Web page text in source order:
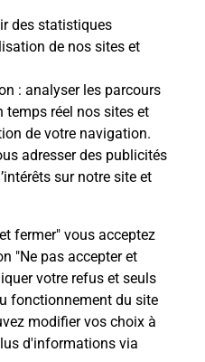
des statistiques
de nos sites et
: analyser les parcours
temps réel nos sites et
de votre navigation.
adresser des publicités
sur notre site et
fermer" vous acceptez
"Ne pas accepter et
votre refus et seuls
fonctionnement du site
modifier vos choix à
d'informations via
t-elle
?
de la route
quelles
FETERNES